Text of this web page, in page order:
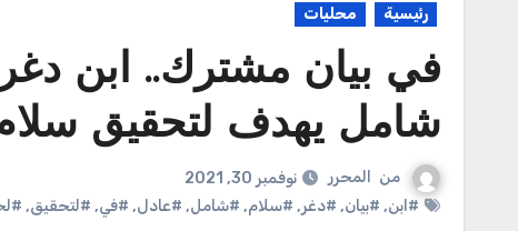
رئيسية محليات
في بيان مشترك.. ابن
شامل يهدف لتحقيق
من المحرر
نوفمبر 30, 2021
#ابن, #بيان, #دغر, #سلام, #شامل, #عادل, #في, #لتحقيق,